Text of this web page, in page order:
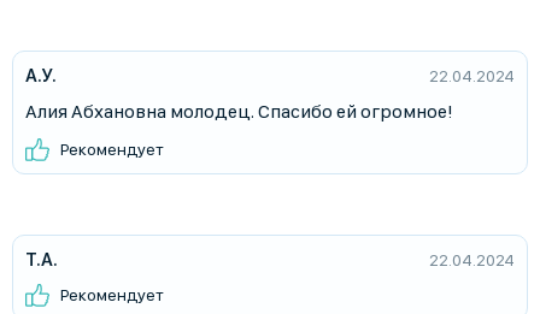
А.У. 22.04.2024
Алия Абхановна молодец. Спасибо ей огромное!
Рекомендует
Т.А.
22.04.2024
Рекомендует